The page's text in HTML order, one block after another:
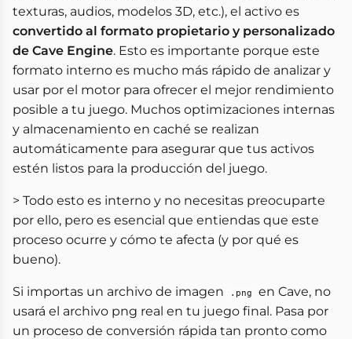
texturas, audios, modelos 3D, etc.), el activo es
convertido al formato propietario y personalizado
de Cave Engine. Esto es importante porque este
formato interno es mucho más rápido de analizar y
usar por el motor para ofrecer el mejor rendimiento
posible a tu juego. Muchos optimizaciones internas
y almacenamiento en caché se realizan
automáticamente para asegurar que tus activos
estén listos para la producción del juego.
> Todo esto es interno y no necesitas preocuparte
por ello, pero es esencial que entiendas que este
proceso ocurre y cómo te afecta (y por qué es
bueno).
Si importas un archivo de imagen .png
en Cave, no
usará el archivo png real en tu juego final. Pasa por
un proceso de conversión rápida tan pronto como